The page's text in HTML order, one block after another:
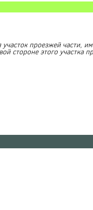
проезжей части,
стороне этого участка